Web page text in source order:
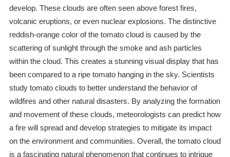
develop. These clouds are often seen above forest fires,
volcanic eruptions, or even nuclear explosions. The distinctive
reddish-orange color of the tomato cloud is caused by the
scattering of sunlight through the smoke and ash particles
within the cloud. This creates a stunning visual display that has
been compared to a ripe tomato hanging in the sky. Scientists
study tomato clouds to better understand the behavior of
wildfires and other natural disasters. By analyzing the formation
and movement of these clouds, meteorologists can predict how
a fire will spread and develop strategies to mitigate its impact
on the environment and communities. Overall, the tomato cloud
is a fascinating natural phenomenon that continues to intrigue